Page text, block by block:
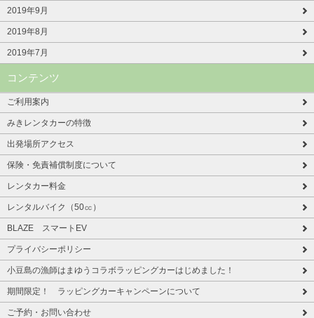
2019年9月
2019年8月
2019年7月
コンテンツ
ご利用案内
みきレンタカーの特徴
出発場所アクセス
保険・免責補償制度について
レンタカー料金
レンタルバイク（50㏄）
BLAZE スマートEV
プライバシーポリシー
小豆島の漁師はまゆうコラボラッピングカーはじめました！
期間限定！ ラッピングカーキャンペーンについて
ご予約・お問い合わせ